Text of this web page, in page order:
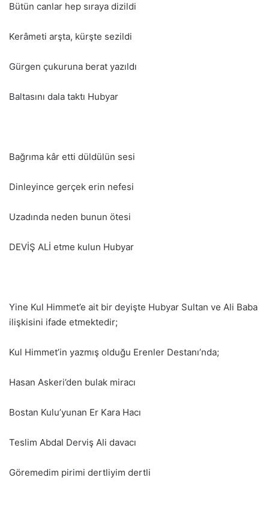
Bütün canlar hep sıraya dizildi
Kerâmeti arşta, kürşte sezildi
Gürgen çukuruna berat yazıldı
Baltasını dala taktı Hubyar
Bağrıma kâr etti düldülün sesi
Dinleyince gerçek erin nefesi
Uzadında neden bunun ötesi
DEVİŞ ALİ etme kulun Hubyar
Yine Kul Himmet’e ait bir deyişte Hubyar Sultan ve Ali Baba
ilişkisini ifade etmektedir;
Kul Himmet’in yazmış olduğu Erenler Destanı’nda;
Hasan Askeri’den bulak miracı
Bostan Kulu’yunan Er Kara Hacı
Teslim Abdal Derviş Ali davacı
Göremedim pirimi dertliyim dertli